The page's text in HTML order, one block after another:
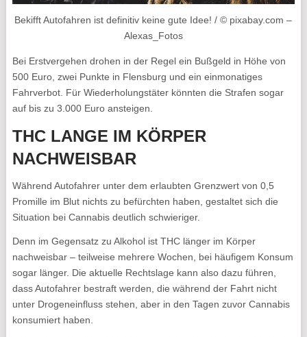
Bekifft Autofahren ist definitiv keine gute Idee! / © pixabay.com –
Alexas_Fotos
Bei Erstvergehen drohen in der Regel ein Bußgeld in Höhe von
500 Euro, zwei Punkte in Flensburg und ein einmonatiges
Fahrverbot. Für Wiederholungstäter könnten die Strafen sogar
auf bis zu 3.000 Euro ansteigen.
THC LANGE IM KÖRPER
NACHWEISBAR
Während Autofahrer unter dem erlaubten Grenzwert von 0,5
Promille im Blut nichts zu befürchten haben, gestaltet sich die
Situation bei Cannabis deutlich schwieriger.
Denn im Gegensatz zu Alkohol ist THC länger im Körper
nachweisbar – teilweise mehrere Wochen, bei häufigem Konsum
sogar länger. Die aktuelle Rechtslage kann also dazu führen,
dass Autofahrer bestraft werden, die während der Fahrt nicht
unter Drogeneinfluss stehen, aber in den Tagen zuvor Cannabis
konsumiert haben.